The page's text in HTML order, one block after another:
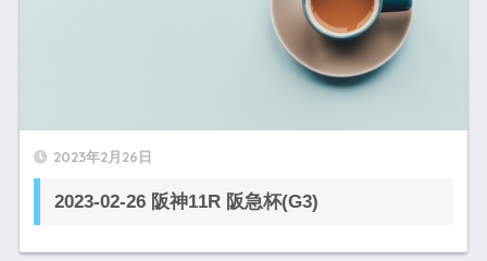
2023年2月26日
2023-02-26 阪神11R 阪急杯(G3)